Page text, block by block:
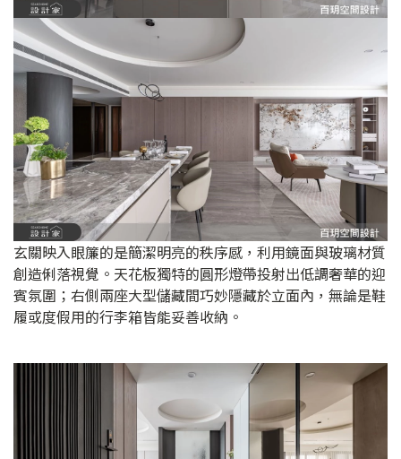
玄關映入眼簾的是簡潔明亮的秩序感，利用鏡面與玻璃材質
創造俐落視覺。天花板獨特的圓形燈帶投射出低調奢華的迎
賓氛圍；右側兩座大型儲藏間巧妙隱藏於立面內，無論是鞋
履或度假用的行李箱皆能妥善收納。